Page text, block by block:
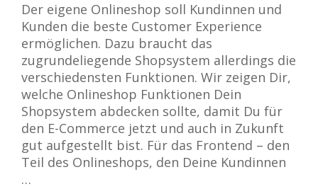
Der eigene Onlineshop soll Kundinnen und
Kunden die beste Customer Experience
ermöglichen. Dazu braucht das
zugrundeliegende Shopsystem allerdings die
verschiedensten Funktionen. Wir zeigen Dir,
welche Onlineshop Funktionen Dein
Shopsystem abdecken sollte, damit Du für
den E-Commerce jetzt und auch in Zukunft
gut aufgestellt bist. Für das Frontend – den
Teil des Onlineshops, den Deine Kundinnen
…